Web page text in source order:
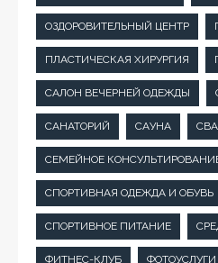
ОЗДОРОВИТЕЛЬНЫЙ ЦЕНТР
ПЛАСТИЧЕСКАЯ ХИРУРГИЯ
САЛОН ВЕЧЕРНЕЙ ОДЕЖДЫ
САНАТОРИЙ САУНА
СЕМЕЙНОЕ
СПОРТИВНАЯ ОДЕЖДА И ОБУВЬ
СПОРТИВНОЕ ПИТАНИЕ
ФИТНЕС-КЛУБ ФОТОУСЛУГИ